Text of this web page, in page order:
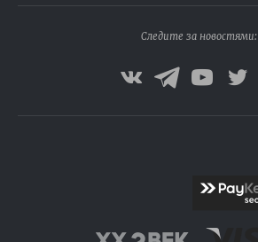
Следите за новостями: